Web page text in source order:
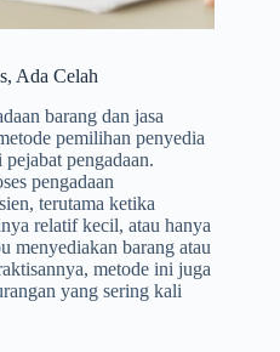
Ada Celah
barang dan jasa
pemilihan penyedia
pengadaan.
pengadaan
terutama ketika
relatif kecil, atau hanya
menyediakan barang atau
metode ini juga
yang sering kali